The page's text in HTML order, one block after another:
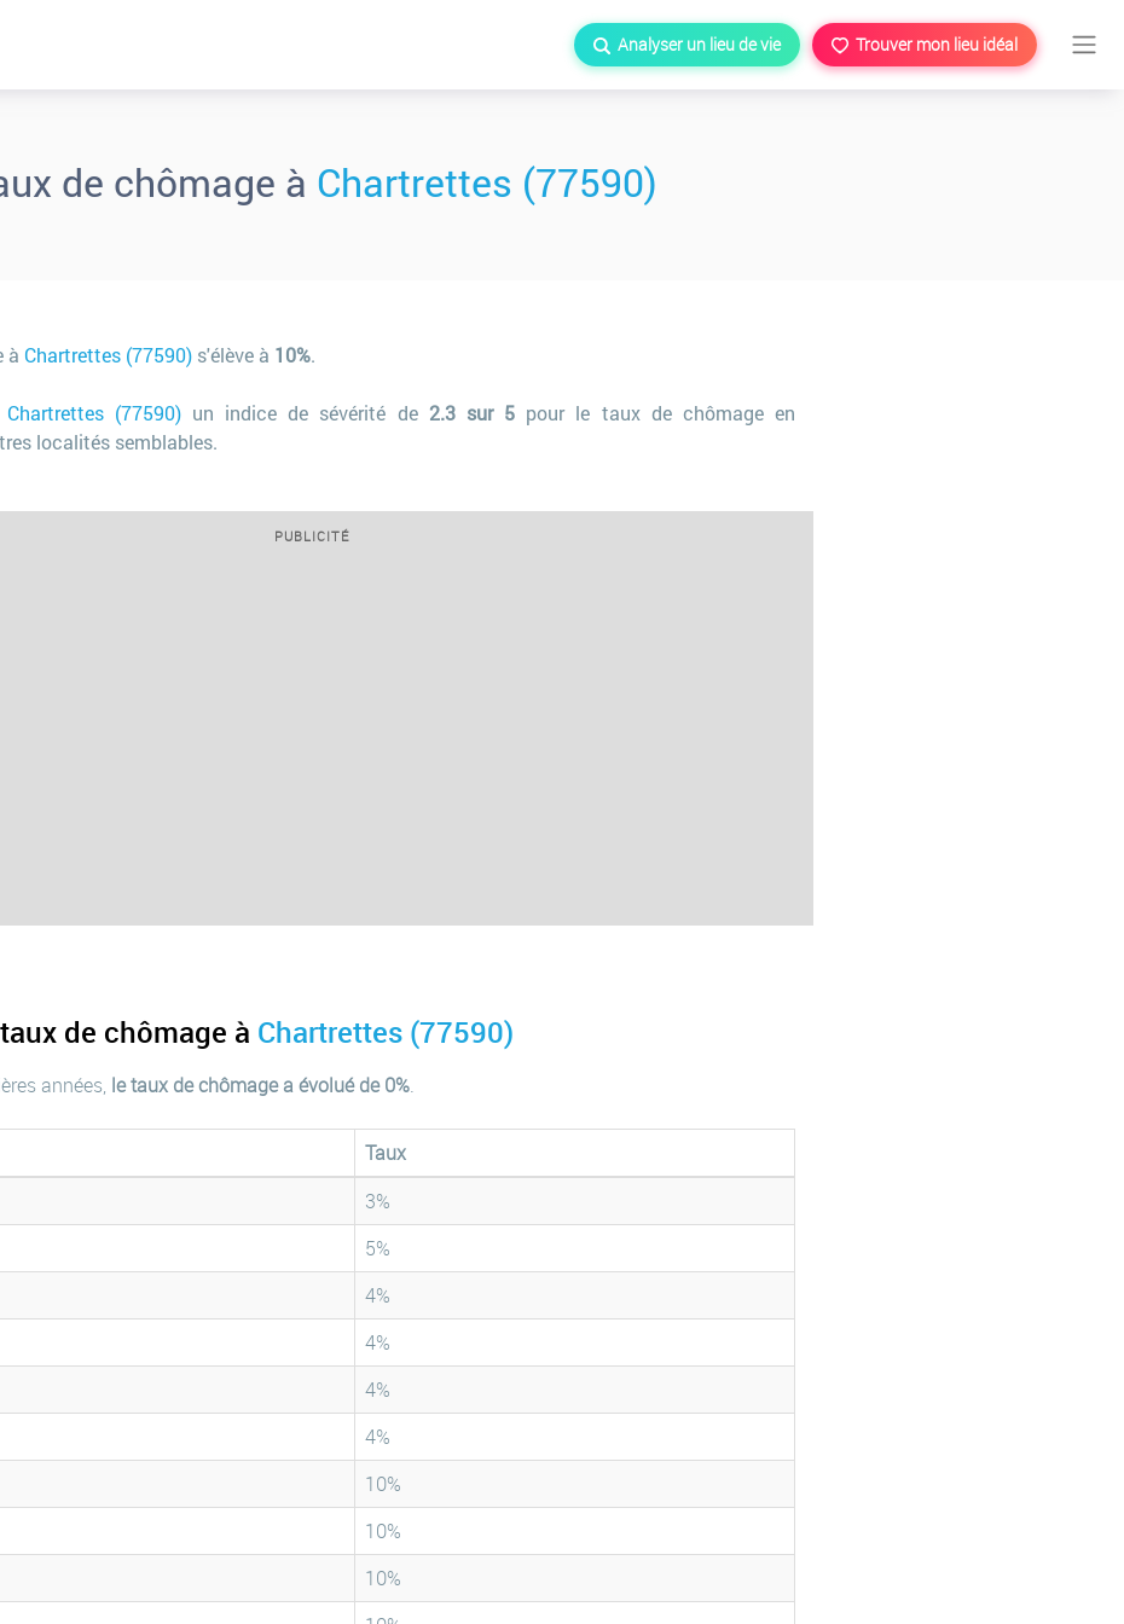
Analyser un lieu de vie Trouver mon lieu idéal
de chômage à Chartrettes (77590)
à Chartrettes (77590) s'élève à 10%.
Chartrettes (77590)un indice de sévérité de 2.3 sur 5 pour le taux de chômage en
localités semblables.
PUBLICITÉ
de chômage à Chartrettes (77590)
années, le taux de chômage a évolué de 0%.
Taux
3%
5%
4%
4%
4%
4%
10%
10%
10%